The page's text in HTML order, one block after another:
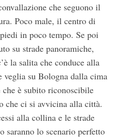
che seguono il
Poco male, il centro di
in poco tempo. Se poi
su strade panoramiche,
la salita che conduce alla
veglia su Bologna dalla cima
è subito riconoscibile
che ci si avvicina alla città.
alla collina e le strade
saranno lo scenario perfetto